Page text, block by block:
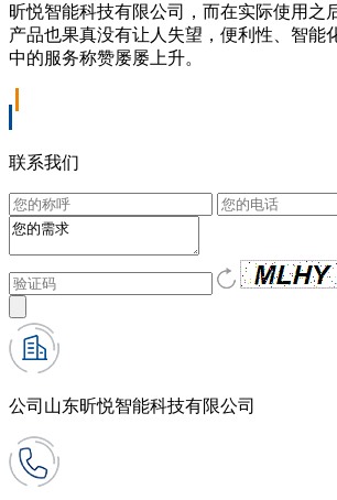
昕悦智能科技有限公司，而在实际使用之
产品也果真没有让人失望，便利性、智能
中的服务称赞屡屡上升。
联系我们
公司 山东昕悦智能科技有限公司